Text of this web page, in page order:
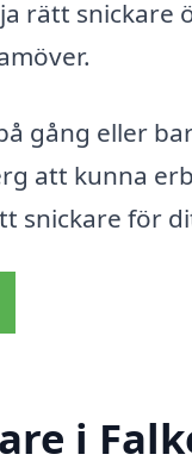
rätt snickare
gång eller
att kunna
snickare för
i